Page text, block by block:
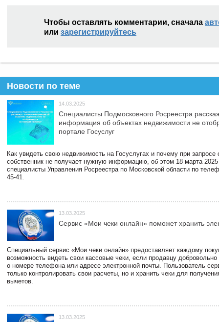
Чтобы оставлять комментарии, сначала
или зарегистрируйтесь
Новости по теме
14.03.2025
Специалисты Подмосковного Росреестра
информация об объектах недвижимости не
портале Госуслуг
Как увидеть свою недвижимость на Госуслугах и почему при запросе
собственник не получает нужную информацию, об этом 18 марта 2025
специалисты Управления Росреестра по Московской области по
45-41.
13.03.2025
Сервис «Мои чеки онлайн» поможет хранить
Специальный сервис «Мои чеки онлайн» предоставляет каждому
возможность видеть свои кассовые чеки, если продавцу
о номере телефона или адресе электронной почты. Пользователь
только контролировать свои расчеты, но и хранить чеки для
вычетов.
13.03.2025